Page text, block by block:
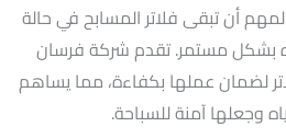
أن تبقى فلاتر المسابح في حالة
بشكل مستمر. تقدم شركة فرسان
لضمان عملها بكفاءة، مما يساهم
وجعلها آمنة للسباحة.